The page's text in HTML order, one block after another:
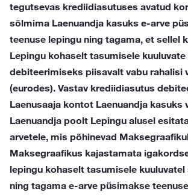
tegutsevas krediidiasutuses avatud
sõlmima Laenuandja kasuks e-arve
teenuse lepingu ning tagama, et sellel
Lepingu kohaselt tasumisele
debiteerimiseks piisavalt vabu rahalisi
(eurodes). Vastav krediidiasutus
Laenusaaja kontot Laenuandja kasuks
Laenuandja poolt Lepingu alusel
arvetele, mis põhinevad
Maksegraafikus kajastamata
lepingu kohaselt tasumisele
ning tagama e-arve püsimakse